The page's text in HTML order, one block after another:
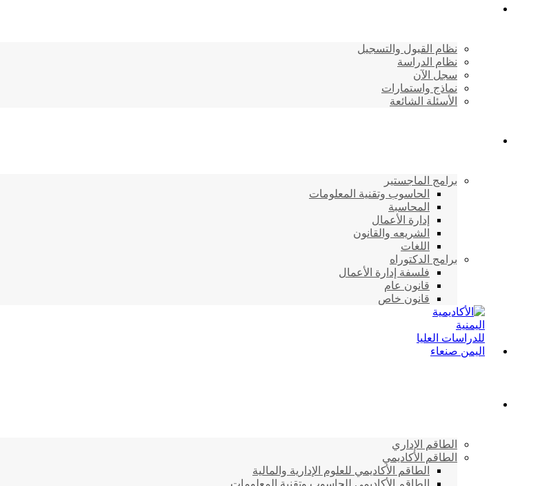
نظام القبول والتسجيل
نظام الدراسة
سجل الآن
نماذج واستمارات
الأسئلة الشائعة
برامج الماجستير
الحاسوب وتقنية المعلومات
المحاسبة
إدارة الأعمال
الشريعه والقانون
اللغات
برامج الدكتوراه
فلسفة إدارة الأعمال
قانون عام
قانون خاص
الطاقم الإداري
الطاقم الأكاديمي
الطاقم الأكاديمي للعلوم الإدارية والمالية
الطاقم الأكاديمي للحاسوب وتقنية المعلومات